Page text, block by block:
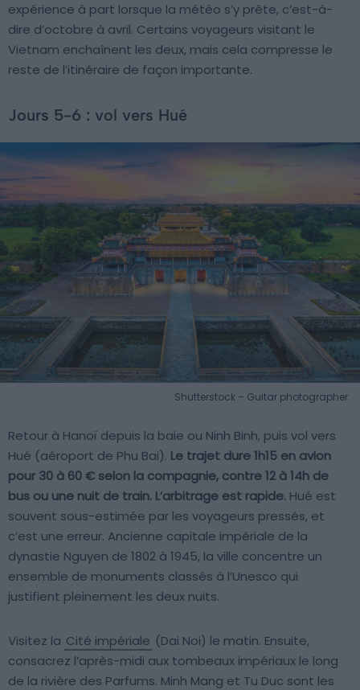
expérience à part lorsque la météo s’y prête, c’est-à-
dire d’octobre à avril. Certains voyageurs visitant le
Vietnam enchaînent les deux, mais cela compresse le
reste de l’itinéraire de façon importante.
Jours 5-6 : vol vers Hué
Shutterstock – Guitar photographer
Retour à Hanoï depuis la baie ou Ninh Binh, puis vol vers
Hué (aéroport de Phu Bai). Le trajet dure 1h15 en avion
pour 30 à 60 € selon la compagnie, contre 12 à 14h de
bus ou une nuit de train. L’arbitrage est rapide. Hué est
souvent sous-estimée par les voyageurs pressés, et
c’est une erreur. Ancienne capitale impériale de la
dynastie Nguyen de 1802 à 1945, la ville concentre un
ensemble de monuments classés à l’Unesco qui
justifient pleinement les deux nuits.
Visitez la Cité impériale (Dai Noi) le matin. Ensuite,
consacrez l’après-midi aux tombeaux impériaux le long
de la rivière des Parfums. Minh Mang et Tu Duc sont les